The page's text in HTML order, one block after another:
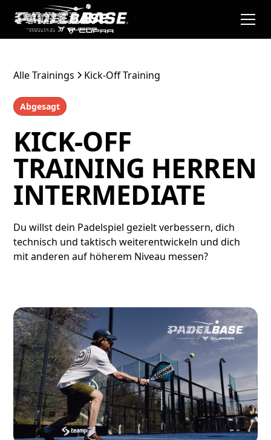
Alle Trainings Kick-Off Training
Abgesagt
KICK-OFF
TRAINING HERREN
INTERMEDIATE
Du willst dein Padelspiel gezielt verbessern, dich
technisch und taktisch weiterentwickeln und dich
mit anderen auf höherem Niveau messen?